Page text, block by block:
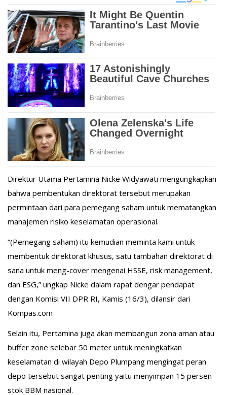
Direktur Utama Pertamina Nicke Widyawati mengungkapkan
bahwa pembentukan direktorat tersebut merupakan
permintaan dari para pemegang saham untuk mematangkan
manajemen risiko keselamatan operasional.
“(Pemegang saham) itu kemudian meminta kami untuk
membentuk direktorat khusus, satu tambahan direktorat di
sana untuk meng-cover mengenai HSSE, risk management,
dan ESG,” ungkap Nicke dalam rapat dengar pendapat
dengan Komisi VII DPR RI, Kamis (16/3), dilansir dari
Kompas.com
Selain itu, Pertamina juga akan membangun zona aman atau
buffer zone selebar 50 meter untuk meningkatkan
keselamatan di wilayah Depo Plumpang mengingat peran
depo tersebut sangat penting yaitu menyimpan 15 persen
stok BBM nasional.